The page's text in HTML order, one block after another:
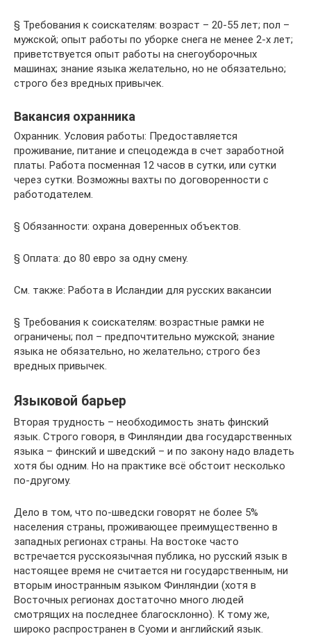
§ Требования к соискателям: возраст – 20-55 лет; пол –
мужской; опыт работы по уборке снега не менее 2-х лет;
приветствуется опыт работы на снегоуборочных
машинах; знание языка желательно, но не обязательно;
строго без вредных привычек.
Вакансия охранника
Охранник. Условия работы: Предоставляется
проживание, питание и спецодежда в счет заработной
платы. Работа посменная 12 часов в сутки, или сутки
через сутки. Возможны вахты по договоренности с
работодателем.
§ Обязанности: охрана доверенных объектов.
§ Оплата: до 80 евро за одну смену.
См. также: Работа в Исландии для русских вакансии
§ Требования к соискателям: возрастные рамки не
ограничены; пол – предпочтительно мужской; знание
языка не обязательно, но желательно; строго без
вредных привычек.
Языковой барьер
Вторая трудность – необходимость знать финский
язык. Строго говоря, в Финляндии два государственных
языка – финский и шведский – и по закону надо владеть
хотя бы одним. Но на практике всё обстоит несколько
по-другому.
Дело в том, что по-шведски говорят не более 5%
населения страны, проживающее преимущественно в
западных регионах страны. На востоке часто
встречается русскоязычная публика, но русский язык в
настоящее время не считается ни государственным, ни
вторым иностранным языком Финляндии (хотя в
Восточных регионах достаточно много людей
смотрящих на последнее благосклонно). К тому же,
широко распространен в Суоми и английский язык.